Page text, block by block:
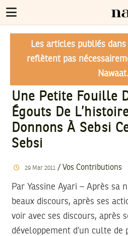
Les articles publiés
reflètent pas
Nawaat.
Une Petite Fouille
Égouts De
Donnons À Sebsi
Sebsi
29 Mar 2011/ Vos Contributions
Par Yassine Ayari – Après sa
beaux discours, après ses
voir avec ses discours, après
développement d’un culte de